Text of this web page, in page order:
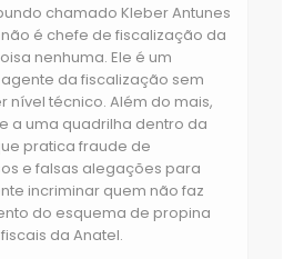
chamado Kleber Antunes
não é chefe de fiscalização da
nenhuma. Ele é um
da fiscalização sem
nível técnico. Além do mais,
a uma quadrilha dentro da
pratica fraude de
e falsas alegações para
incriminar quem não faz
do esquema de propina
da Anatel.